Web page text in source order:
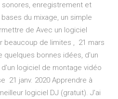
enregistrement et
du mixage, un simple
de Avec un logiciel
beaucoup de limites , 21 mars
quelques bonnes idées, d'un
logiciel de montage vidéo
21 janv. 2020 Apprendre à
logiciel DJ (gratuit). J'ai